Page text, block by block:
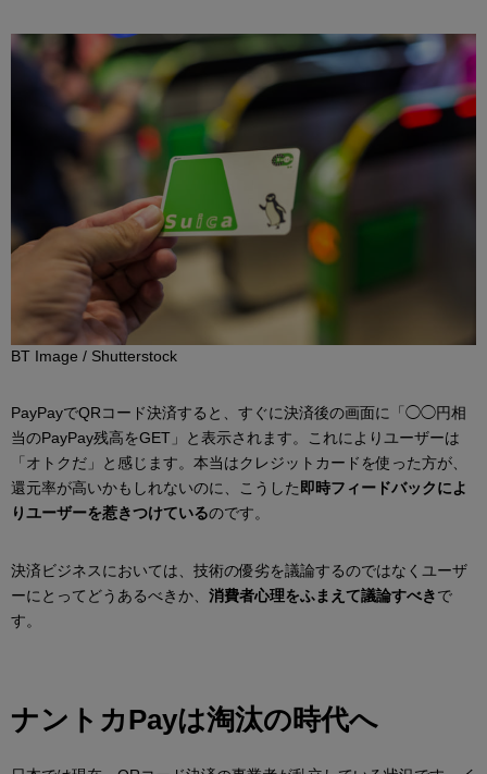
BT Image / Shutterstock
PayPayでQRコード決済すると、すぐに決済後の画面に「◯◯円相
当のPayPay残高をGET」と表示されます。これによりユーザーは
「オトクだ」と感じます。本当はクレジットカードを使った方が、
還元率が高いかもしれないのに、こうした 即時フィードバックによ
りユーザーを惹きつけているのです。
決済ビジネスにおいては、技術の優劣を議論するのではなくユーザ
ーにとってどうあるべきか、 消費者心理をふまえて議論すべきで
す。
ナントカPayは淘汰の時代へ